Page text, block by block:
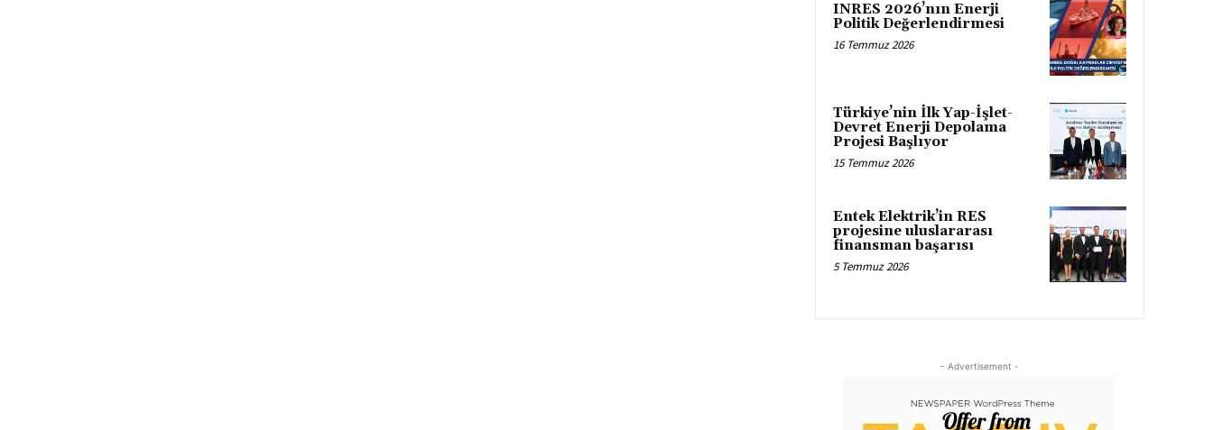
INRES 2026’nın Enerji
Politik Değerlendirmesi
16 Temmuz 2026
Türkiye’nin İlk Yap-İşlet-
Devret Enerji Depolama
Projesi Başlıyor
15 Temmuz 2026
Entek Elektrik’in RES
projesine uluslararası
finansman başarısı
5 Temmuz 2026
- Advertisement -